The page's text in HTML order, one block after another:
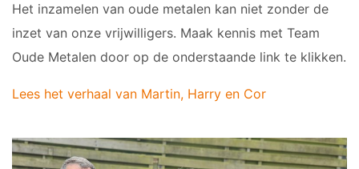
Het inzamelen van oude metalen kan niet zonder de
inzet van onze vrijwilligers. Maak kennis met Team
Oude Metalen door op de onderstaande link te klikken.
Lees het verhaal van Martin, Harry en Cor